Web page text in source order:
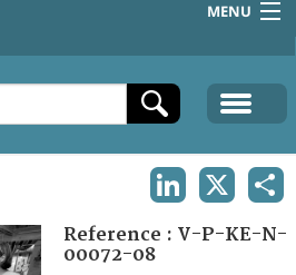
MENU
Reference : V-P-KE-N-
00072-08